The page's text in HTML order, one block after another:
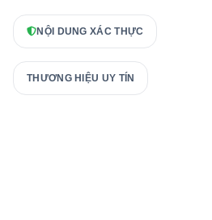
NỘI DUNG XÁC THỰC
THƯƠNG HIỆU UY TÍN